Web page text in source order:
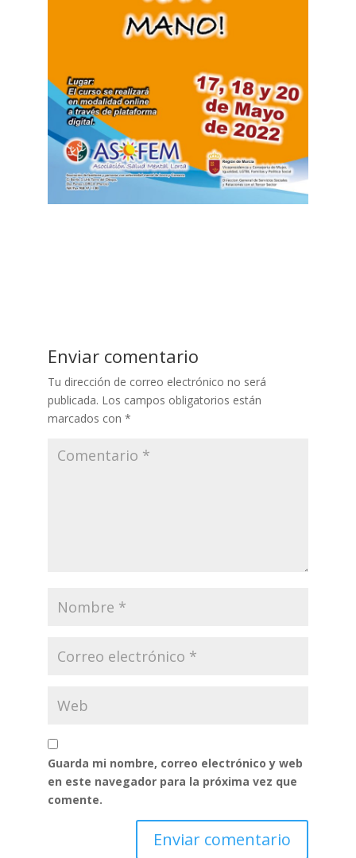
Enviar comentario
Tu dirección de correo electrónico no será
publicada. Los campos obligatorios están
marcados con *
Guarda mi nombre, correo electrónico y web
en este navegador para la próxima vez que
comente.